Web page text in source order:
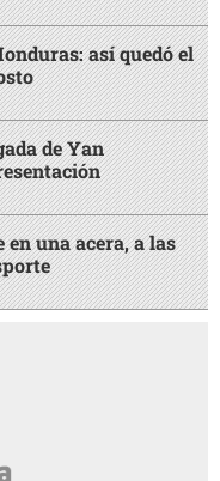
así quedó el
de Yan
una acera, a las